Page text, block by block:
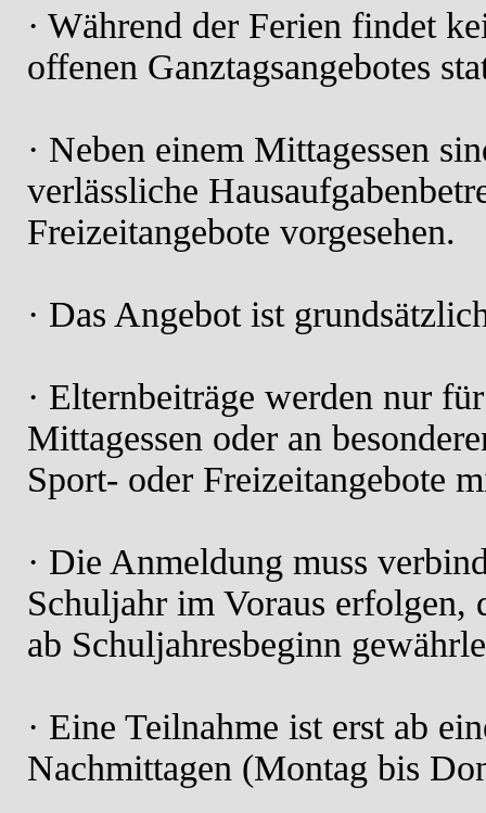
· Während der Ferien findet
offenen Ganztagsangebotes
· Neben einem Mittagessen
verlässliche
Freizeitangebote vorgesehen.
· Das Angebot ist
· Elternbeiträge werden nur
Mittagessen oder an
Sport- oder Freizeitangebote
· Die Anmeldung muss
Schuljahr im Voraus erfolgen,
ab Schuljahresbeginn
· Eine Teilnahme ist erst ab
Nachmittagen (Montag bis